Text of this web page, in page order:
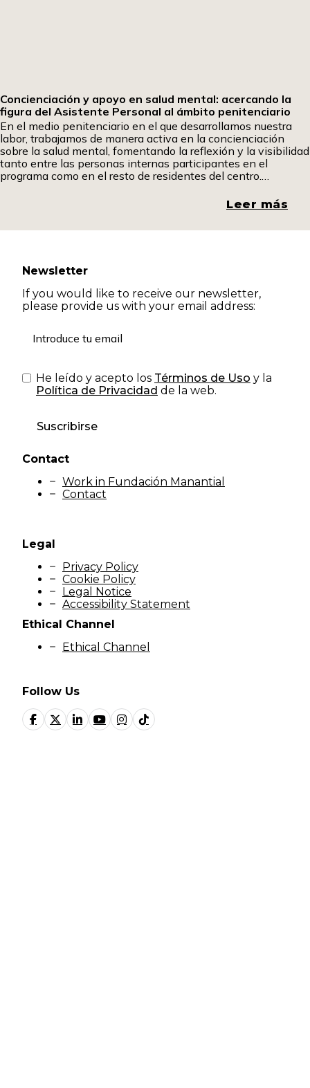
Concienciación y apoyo en salud mental: acercando la
figura del Asistente Personal al ámbito penitenciario
En el medio penitenciario en el que desarrollamos nuestra
labor, trabajamos de manera activa en la concienciación
sobre la salud mental, fomentando la reflexión y la visibilidad
tanto entre las personas internas participantes en el
programa como en el resto de residentes del centro.
fundamental para romper estigmas y generar una mirada
Leer más
Newsletter
If you would like to receive our newsletter,
please provide us with your email address:
He leído y acepto los Términos de Uso y la
Política de Privacidad de la web.
Suscribirse
Contact
Work in Fundación Manantial
Contact
Legal
Privacy Policy
Cookie Policy
Legal Notice
Accessibility Statement
Follow Us
Ethical Channel
Ethical Channel